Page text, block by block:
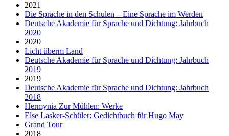
2021
Die Sprache in den Schulen – Eine Sprache im Werden
Deutsche Akademie für Sprache und Dichtung: Jahrbuch
2020
2020
Licht überm Land
Deutsche Akademie für Sprache und Dichtung: Jahrbuch
2019
2019
Deutsche Akademie für Sprache und Dichtung: Jahrbuch
2018
Hermynia Zur Mühlen: Werke
Else Lasker-Schüler: Gedichtbuch für Hugo May
Grand Tour
2018